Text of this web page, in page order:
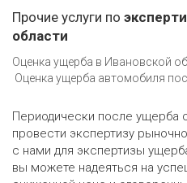
Прочие услуги по
области
Оценка ущерба в Ивановской
Оценка ущерба автомобиля
Периодически после ущерба
провести экспертизу
с нами для экспертизы
вы можете надеяться на